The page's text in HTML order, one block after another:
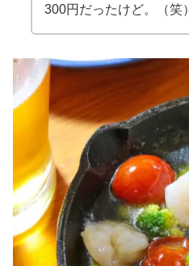
300円だったけど。（笑）